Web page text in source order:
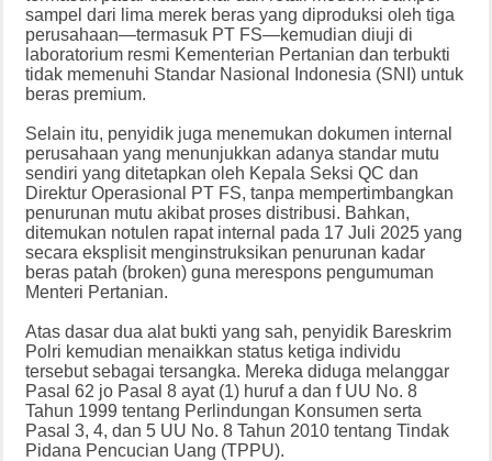
sampel dari lima merek beras yang diproduksi oleh tiga
perusahaan—termasuk PT FS—kemudian diuji di
laboratorium resmi Kementerian Pertanian dan terbukti
tidak memenuhi Standar Nasional Indonesia (SNI) untuk
beras premium.
Selain itu, penyidik juga menemukan dokumen internal
perusahaan yang menunjukkan adanya standar mutu
sendiri yang ditetapkan oleh Kepala Seksi QC dan
Direktur Operasional PT FS, tanpa mempertimbangkan
penurunan mutu akibat proses distribusi. Bahkan,
ditemukan notulen rapat internal pada 17 Juli 2025 yang
secara eksplisit menginstruksikan penurunan kadar
beras patah (broken) guna merespons pengumuman
Menteri Pertanian.
Atas dasar dua alat bukti yang sah, penyidik Bareskrim
Polri kemudian menaikkan status ketiga individu
tersebut sebagai tersangka. Mereka diduga melanggar
Pasal 62 jo Pasal 8 ayat (1) huruf a dan f UU No. 8
Tahun 1999 tentang Perlindungan Konsumen serta
Pasal 3, 4, dan 5 UU No. 8 Tahun 2010 tentang Tindak
Pidana Pencucian Uang (TPPU).